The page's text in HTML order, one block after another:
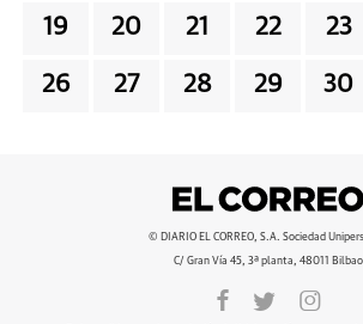
19 20 21 22 23
26 27 28 29 30
© DIARIO EL CORREO, S.A. Sociedad
C/ Gran Vía 45, 3ª planta, 48011 Bilbao